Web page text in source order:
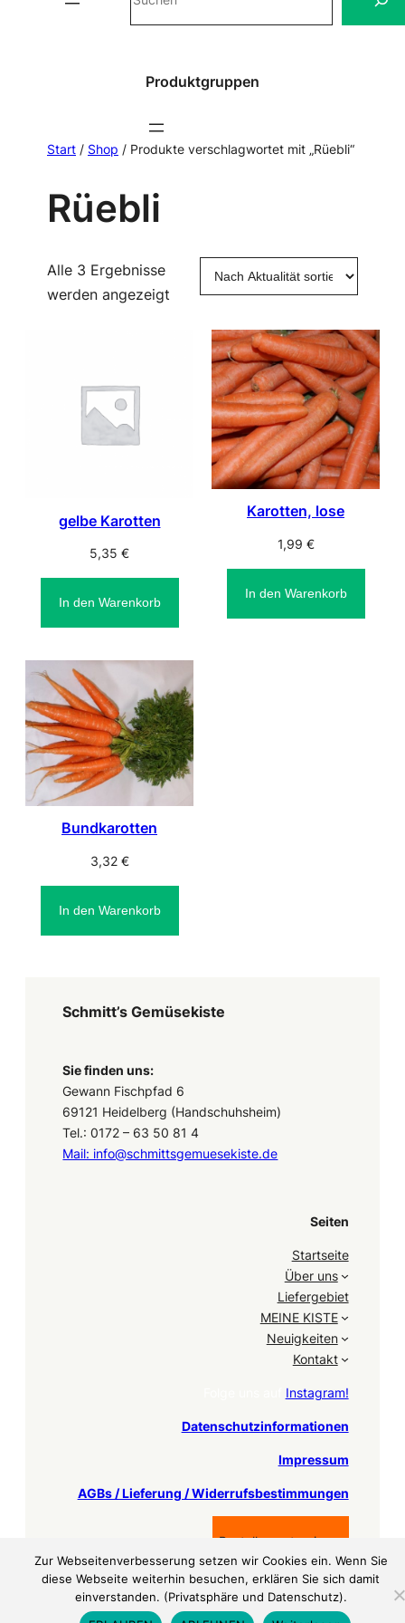
Produktgruppen
Start / Shop / Produkte verschlagwortet mit „Rüebli“
Rüebli
Alle 3 Ergebnisse
werden angezeigt Nach
sortiert
gelbe Karotten
5,35 €
In den Warenkorb
Karotten, lose
1,99 €
In den Warenkorb
Bundkarotten
3,32 €
In den Warenkorb
Schmitt’s Gemüsekiste
Sie finden uns:
Gewann Fischpfad 6
69121 Heidelberg (Handschuhsheim)
Tel.: 0172 – 63 50 81 4
Mail: info@schmittsgemuesekiste.de
Seiten
Startseite
Über uns
Liefergebiet
MEINE KISTE
Neuigkeiten
Kontakt
Instagram!
Datenschutzinformationen
Impressum
AGBs / Lieferung / Widerrufsbestimmungen
Bestellung stornieren
Zur Webseitenverbesserung setzen wir Cookies ein. Wenn Sie
diese Webseite weiterhin besuchen, erklären Sie sich damit
einverstanden. (Privatsphäre und Datenschutz).